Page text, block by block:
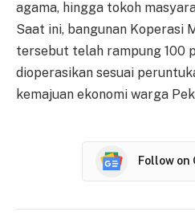
agama, hingga tokoh
Saat ini, bangunan Koperasi
tersebut telah rampung 100
dioperasikan sesuai
kemajuan ekonomi warga
Follow on